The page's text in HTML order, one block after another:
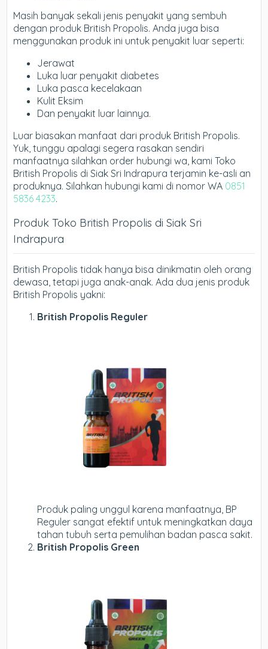
Masih banyak sekali jenis penyakit yang sembuh
dengan produk British Propolis. Anda juga bisa
menggunakan produk ini untuk penyakit luar seperti:
Jerawat
Luka luar penyakit diabetes
Luka pasca kecelakaan
Kulit Eksim
Dan penyakit luar lainnya.
Luar biasakan manfaat dari produk British Propolis.
Yuk, tunggu apalagi segera rasakan sendiri
manfaatnya silahkan order hubungi wa, kami Toko
British Propolis di Siak Sri Indrapura terjamin ke-asli an
produknya. Silahkan hubungi kami di nomor WA 0851
5836 4233.
Produk Toko British Propolis di Siak Sri
Indrapura
British Propolis tidak hanya bisa dinikmatin oleh orang
dewasa, tetapi juga anak-anak. Ada dua jenis produk
British Propolis yakni:
British Propolis Reguler
Produk paling unggul karena manfaatnya, BP
Reguler sangat efektif untuk meningkatkan daya
tahan tubuh serta pemulihan badan pasca sakit.
British Propolis Green